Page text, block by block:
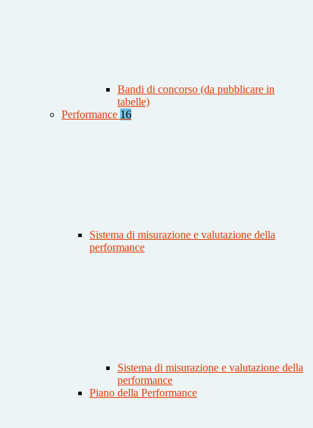
Bandi di concorso (da pubblicare in
tabelle)
Performance 16
Sistema di misurazione e valutazione della
performance
Sistema di misurazione e valutazione della
performance
Piano della Performance